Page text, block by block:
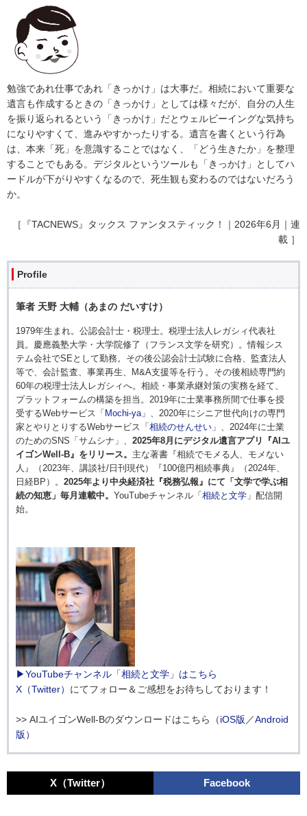
勉強であれ仕事であれ「きっかけ」は大事だ。相続において重要な
遺言も作成するときの「きっかけ」としては様々だが、自分の人生
を振り返られるという「きっかけ」だとウェルビーイングな気持ち
になりやすくて、進みやすかったりする。遺言を書くという行為
は、本来「死」を意識することではなく、「どう生きたか」を整理
することでもある。デジタルというツールも「きっかけ」としてハ
ードルが下がりやすくなるので、死生観も変わるのではないだろう
か。
［『TACNEWS』タックス ファンタスティック！｜2026年6月｜連
載 ］
Profile
筆者 天野 大輔（あまの だいすけ）
1979年生まれ。公認会計士・税理士。税理士法人レガシィ代表社
員。慶應義塾大学・大学院修了（フランス文学を研究）。情報シス
テム会社でSEとして勤務。その後公認会計士試験に合格、監査法人
等で、会計監査、事業再生、M&A支援等を行う。その後相続専門約
60年の税理士法人レガシィへ。相続・事業承継対策の実務を経て、
プラットフォームの構築を担当。2019年に士業事務所間で仕事を授
受するWebサービス「 Mochi-ya」、2020年にシニア世代向けの専門
家とやりとりするWebサービス「 相続のせんせい 」、2024年に士業
のためのSNS「サムシナ」、 2025年8月にデジタル遺言アプリ『AIユ
イゴンWell-B』をリリース。 主な著書『相続でモメる人、モメない
人』（2023年、講談社/日刊現代）『100億円相続事典』（2024年、
日経BP）。 2025年より中央経済社『税務弘報』にて「文学で学ぶ相
続の知恵」毎月連載中。 YouTubeチャンネル「 相続と文学 」配信開
始。
▶YouTubeチャンネル「相続と文学」はこちら
X（Twitter） にてフォロー＆ご感想をお待ちしております！
>> AIユイゴンWell-Bのダウンロードはこちら（iOS版／Android
版）
X（Twitter） Facebook